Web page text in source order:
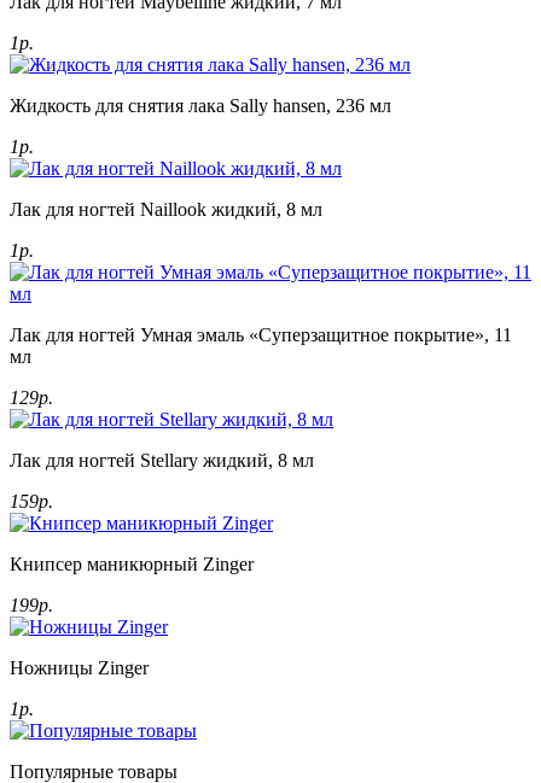
1р.
Жидкость для снятия лака Sally hansen, 236 мл
1р.
Лак для ногтей Naillook жидкий, 8 мл
1р.
Лак для ногтей Умная эмаль «Суперзащитное покрытие», 11
мл
129р.
Лак для ногтей Stellary жидкий, 8 мл
159р.
Книпсер маникюрный Zinger
199р.
Ножницы Zinger
1р.
Популярные товары